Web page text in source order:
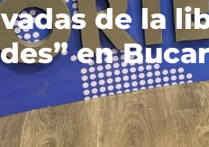
de la
en